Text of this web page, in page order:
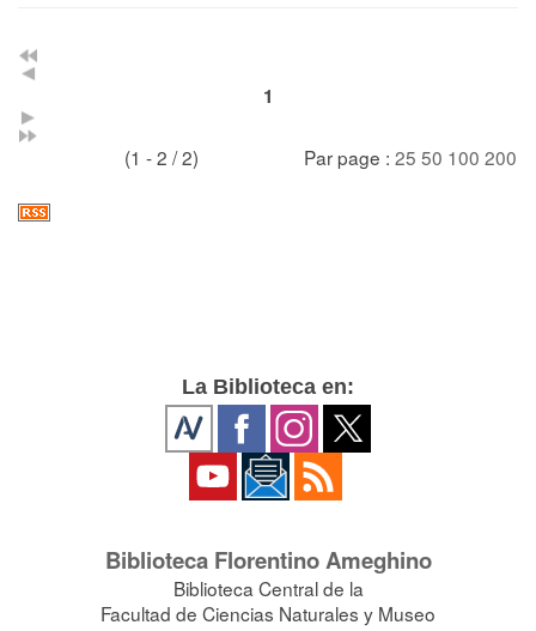
1
(1 - 2 / 2) Par page : 25 50 100 200
La Biblioteca en:
Biblioteca Florentino Ameghino
Biblioteca Central de la
Facultad de Ciencias Naturales y Museo